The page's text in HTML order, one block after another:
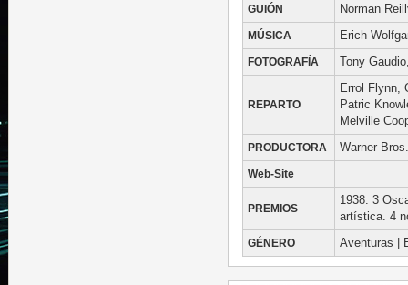
GUIÓN Norman
MÚSICA Erich
FOTOGRAFÍA Tony
REPARTO
Errol Flynn,
Patric
Melville
PRODUCTORA Warner Bros.
Web-Site
PREMIOS
1938: 3
artística. 4
GÉNERO Aventuras |